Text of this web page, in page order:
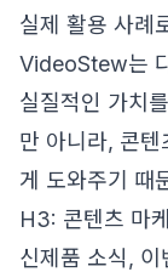
실제 활용 사례
VideoStew는
실질적인 가치
만 아니라, 콘텐
게 도와주기 때
H3: 콘텐츠 마
신제품 소식, 이